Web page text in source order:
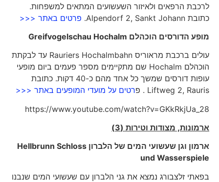
לרכבת הרפאים ולאיזור השעשועים המתאים למשפחות.
כתובת Alpendorf 2, Sankt Johann.
פרטים באתר <<<
מופע הדורסים הוכהלםGreifvogelschau Hochalm
עולים ברכבת מראוריס Rauriers Hochalmbahn עד לבקתת
הוכהלם Hochalm שם מתקיימים מספר פעמים ביום מופעי
עופות דורסים שמשך כל אחד מהם כ-40 דקות. כתובת
Liftweg 2, Rauris . פ
רטים על מועדי המופעים באתר <<<
https://www.youtube.com/watch?v=GKkRkjUa_28
ארמונות, מצודות וטירות (3)
ארמון וגן שעשועי המים של הלברוןHellbrunn Schloss
und Wasserspiele
בפאתי זלצבורג נמצא את גני הלברון עם שעשועי המים שנבנו